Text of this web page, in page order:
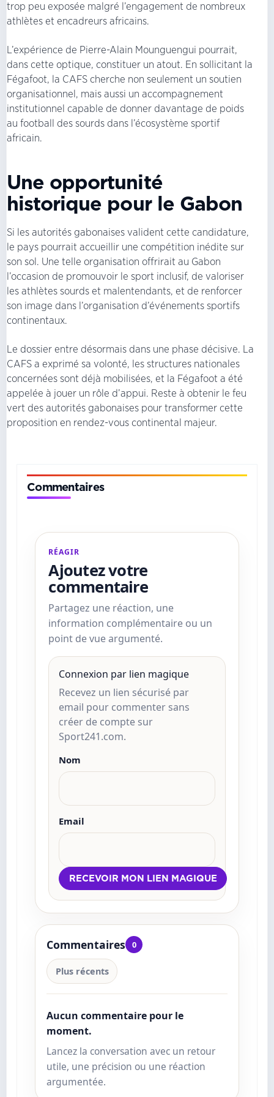
trop peu exposée malgré l’engagement de nombreux
athlètes et encadreurs africains.
L’expérience de Pierre-Alain Mounguengui pourrait,
dans cette optique, constituer un atout. En sollicitant la
Fégafoot, la CAFS cherche non seulement un soutien
organisationnel, mais aussi un accompagnement
institutionnel capable de donner davantage de poids
au football des sourds dans l’écosystème sportif
africain.
Une opportunité
historique pour le Gabon
Si les autorités gabonaises valident cette candidature,
le pays pourrait accueillir une compétition inédite sur
son sol. Une telle organisation offrirait au Gabon
l’occasion de promouvoir le sport inclusif, de valoriser
les athlètes sourds et malentendants, et de renforcer
son image dans l’organisation d’événements sportifs
continentaux.
Le dossier entre désormais dans une phase décisive. La
CAFS a exprimé sa volonté, les structures nationales
concernées sont déjà mobilisées, et la Fégafoot a été
appelée à jouer un rôle d’appui. Reste à obtenir le feu
vert des autorités gabonaises pour transformer cette
proposition en rendez-vous continental majeur.
Commentaires
RÉAGIR
Ajoutez votre
commentaire
Partagez une réaction, une
information complémentaire ou un
point de vue argumenté.
Connexion par lien magique
Recevez un lien sécurisé par
email pour commenter sans
créer de compte sur
Sport241.com.
Nom
Email
Commentaires 0
Plus récents
Aucun commentaire pour le
moment.
Lancez la conversation avec un retour
utile, une précision ou une réaction
argumentée.